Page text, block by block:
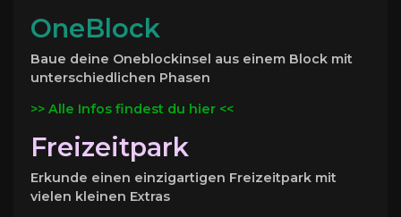
OneBlock
Baue deine Oneblockinsel aus einem Block mit
unterschiedlichen Phasen
>> Alle Infos findest du hier <<
Freizeitpark
Erkunde einen einzigartigen Freizeitpark mit
vielen kleinen Extras